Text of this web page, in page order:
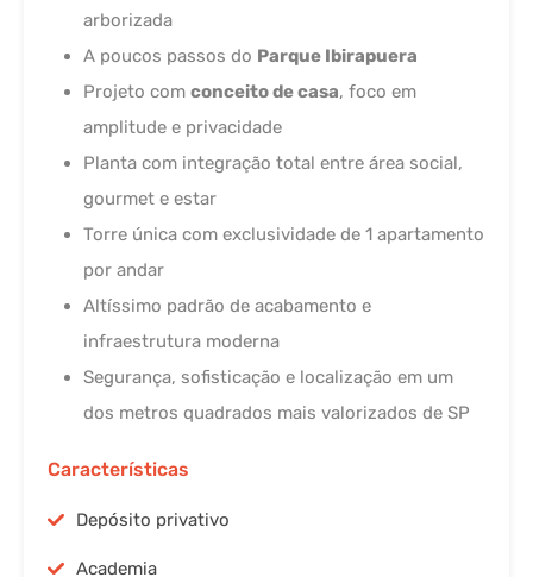
arborizada
A poucos passos do Parque Ibirapuera
Projeto com conceito de casa, foco em
amplitude e privacidade
Planta com integração total entre área social,
gourmet e estar
Torre única com exclusividade de 1 apartamento
por andar
Altíssimo padrão de acabamento e
infraestrutura moderna
Segurança, sofisticação e localização em um
dos metros quadrados mais valorizados de SP
Características
Depósito privativo
Academia